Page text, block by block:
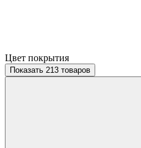
Цвет покрытия
Показать 213 товаров